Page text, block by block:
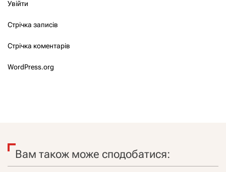
Увійти
Стрічка записів
Стрічка коментарів
WordPress.org
Вам також може сподобатися: